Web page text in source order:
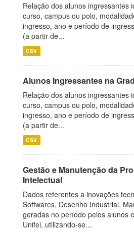
Relação dos alunos ingressantes
curso, campus ou polo,
ingresso, ano e período de
(a partir de...
CSV
Alunos Ingressantes na
Relação dos alunos ingressantes
curso, campus ou polo,
ingresso, ano e período de
(a partir de...
CSV
Gestão e Manutenção da
Intelectual
Dados referentes a inovações
Softwares, Desenho Industrial,
geradas no período pelos alunos
Unifei, utilizando-se...